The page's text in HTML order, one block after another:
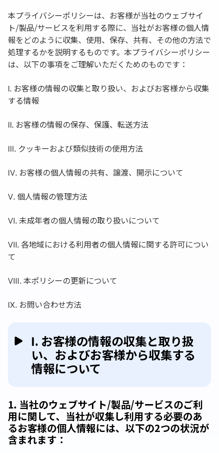
本プライバシーポリシーは、お客様が当社のウェブサイ
ト/製品/サービスを利用する際に、当社がお客様の個人情
報をどのように収集、使用、保存、共有、その他の方法で
処理するかを説明するものです。本プライバシーポリシー
は、以下の事項をご理解いただくためのものです：
Ⅰ. お客様の情報の収集と取り扱い、およびお客様から収集
する情報
Ⅱ. お客様の情報の保存、保護、転送方法
Ⅲ. クッキーおよび類似技術の使用方法
Ⅳ. お客様の個人情報の共有、譲渡、開示について
Ⅴ. 個人情報の管理方法
Ⅵ. 未成年者の個人情報の取り扱いについて
Ⅶ. 各地域における利用者の個人情報に関する許可につい
て
Ⅷ. 本ポリシーの更新について
Ⅸ. お問い合わせ方法
Ⅰ. お客様の情報の収集と取り扱
い、およびお客様から収集する
情報について
1. 当社のウェブサイト/製品/サービスのご利
用に関して、当社が収集し利用する必要のあ
るお客様の個人情報には、以下の2つの状況が
含まれます：